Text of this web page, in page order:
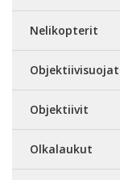
Nelikopterit
Objektiivisuojat
Objektiivit
Olkalaukut